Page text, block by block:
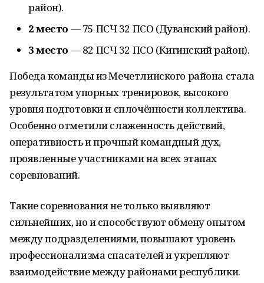
район).
2 место — 75 ПСЧ 32 ПСО (Дуванский район).
3 место — 82 ПСЧ 32 ПСО (Кигинский район).
Победа команды из Мечетлинского района стала
результатом упорных тренировок, высокого
уровня подготовки и сплочённости коллектива.
Особенно отметили слаженность действий,
оперативность и прочный командный дух,
проявленные участниками на всех этапах
соревнований.
Такие соревнования не только выявляют
сильнейших, но и способствуют обмену опытом
между подразделениями, повышают уровень
профессионализма спасателей и укрепляют
взаимодействие между районами республики.